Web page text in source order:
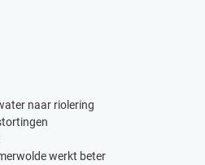
naar riolering
werkt beter